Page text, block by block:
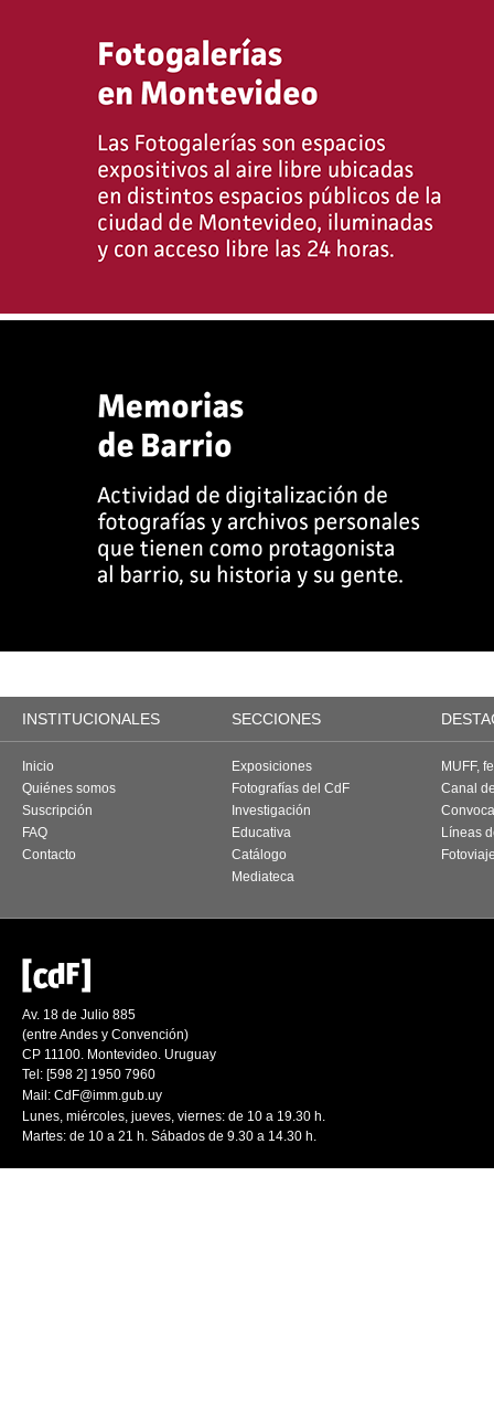
INSTITUCIONALES SECCIONES
Inicio
Quiénes somos
Suscripción
FAQ
Contacto
Exposiciones
Fotografías del CdF
Investigación
Educativa
Catálogo
Mediateca
MUFF,
Canal
Líneas
Av. 18 de Julio 885
(entre Andes y Convención)
CP 11100. Montevideo. Uruguay
Tel: [598 2] 1950 7960
Mail: CdF@imm.gub.uy
Lunes, miércoles, jueves, viernes: de 10 a 19.30 h.
Martes: de 10 a 21 h. Sábados de 9.30 a 14.30 h.